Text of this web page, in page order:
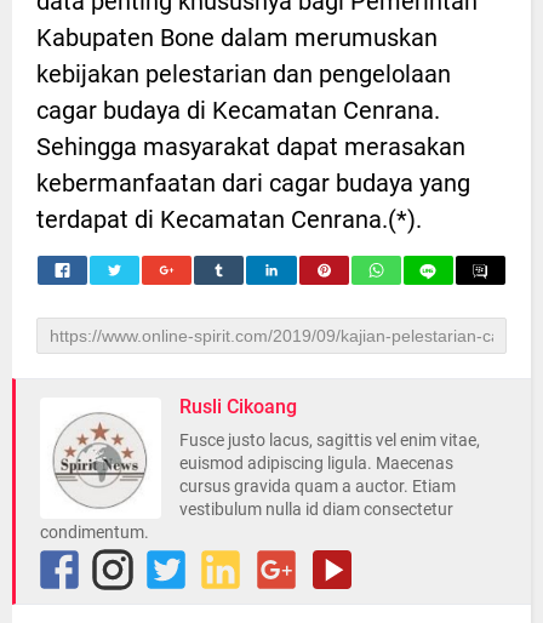
Kabupaten Bone dalam merumuskan
kebijakan pelestarian dan pengelolaan
cagar budaya di Kecamatan Cenrana.
Sehingga masyarakat dapat merasakan
kebermanfaatan dari cagar budaya yang
terdapat di Kecamatan Cenrana.(*).
Rusli Cikoang
Fusce justo lacus, sagittis vel enim vitae,
euismod adipiscing ligula. Maecenas
cursus gravida quam a auctor. Etiam
vestibulum nulla id diam consectetur
condimentum.